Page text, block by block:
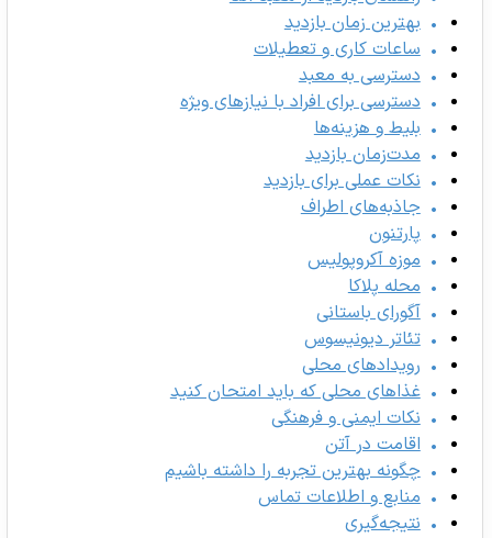
بهترین زمان بازدید
ساعات کاری و تعطیلات
دسترسی به معبد
دسترسی برای افراد با نیازهای ویژه
بلیط و هزینه‌ها
مدت‌زمان بازدید
نکات عملی برای بازدید
جاذبه‌های اطراف
پارتنون
موزه آکروپولیس
محله پلاکا
آگورای باستانی
تئاتر دیونیسوس
رویدادهای محلی
غذاهای محلی که باید امتحان کنید
نکات ایمنی و فرهنگی
اقامت در آتن
چگونه بهترین تجربه را داشته باشیم
منابع و اطلاعات تماس
نتیجه‌گیری